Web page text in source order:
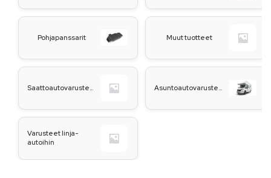
Pohjapanssarit Muut tuotteet
Varusteet linja-
autoihin